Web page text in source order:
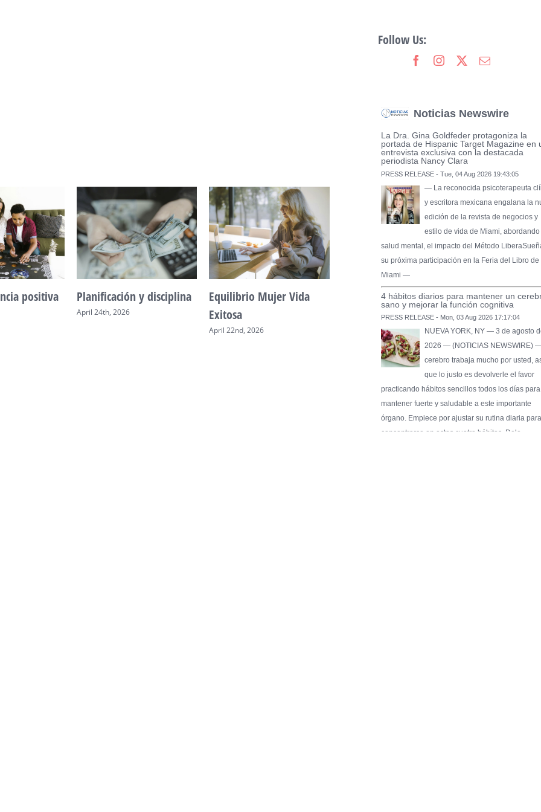
positiva Planificación y disciplina
April 24th, 2026
Equilibrio Mujer Vida
Exitosa
April 22nd, 2026
Construir crédito
Follow Us:
Noticias Newswire
La Dra. Gina Goldfeder protagoniza la
portada de Hispanic Target Magazine en
entrevista exclusiva con la destacada
periodista Nancy Clara
PRESS RELEASE - Tue, 04 Aug 2026 19:43:05
— La reconocida psicoterapeuta
y escritora mexicana engalana la
edición de la revista de negocios y
estilo de vida de Miami,
salud mental, el impacto del Método
su próxima participación en la Feria del Libro de
Miami —
4 hábitos diarios para mantener un
sano y mejorar la función cognitiva
PRESS RELEASE - Mon, 03 Aug 2026 17:17:04
NUEVA YORK, NY — 3 de agosto
2026 — (NOTICIAS NEWSWIRE)
cerebro trabaja mucho por usted,
que lo justo es devolverle el favor
practicando hábitos sencillos todos los días para
mantener fuerte y saludable a este importante
órgano. Empiece por ajustar su rutina diaria
concentrarse en estos cuatro hábitos. Dele …